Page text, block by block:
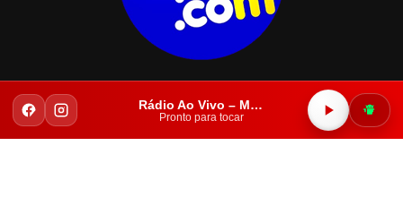
NOTICIAS FUTEBOL POLÍTICA IGUATU
COLUNAS
PODMAIS
Rádio Ao Vivo – Mais FM Iguatu
Pronto para tocar